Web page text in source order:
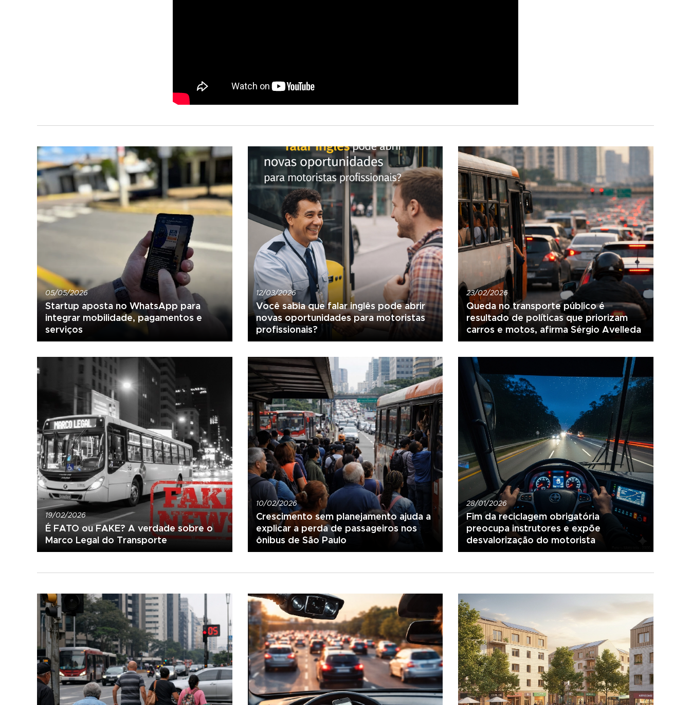
05/05/2026
Startup aposta no WhatsApp para
integrar mobilidade, pagamentos e
serviços
12/03/2026
Você sabia que falar inglês pode abrir
novas oportunidades para motoristas
profissionais?
23/02/2026
Queda no transporte público é
resultado de políticas que priorizam
carros e motos, afirma Sérgio Avelleda
19/02/2026
É FATO ou FAKE? A verdade sobre o
Marco Legal do Transporte 🚍
10/02/2026
Crescimento sem planejamento ajuda a
explicar a perda de passageiros nos
ônibus de São Paulo
28/01/2026
Fim da reciclagem obrigatória
preocupa instrutores e expõe
desvalorização do motorista